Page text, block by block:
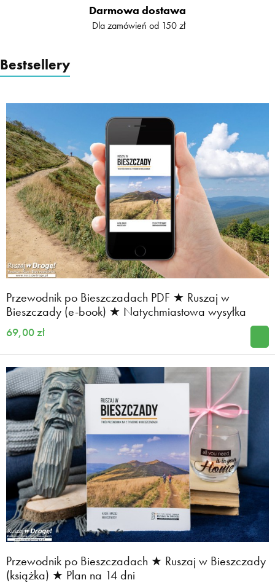
Darmowa dostawa
Dla zamówień od 150 zł
Bestsellery
Przewodnik po Bieszczadach PDF ★ Ruszaj w
Bieszczady (e-book) ★ Natychmiastowa wysyłka
69,00 zł
Przewodnik po Bieszczadach ★ Ruszaj w Bieszczady
(książka) ★ Plan na 14 dni